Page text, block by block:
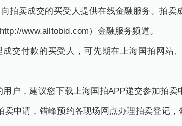
卖成交的买受人提供在线金融服务。拍卖
www.alltobid.com）金融服务频道。
付款的买受人，可先期在上海国拍网站
，建议您下载上海国拍APP递交参加拍卖
卖申请，错峰预约各现场网点办理拍卖登记